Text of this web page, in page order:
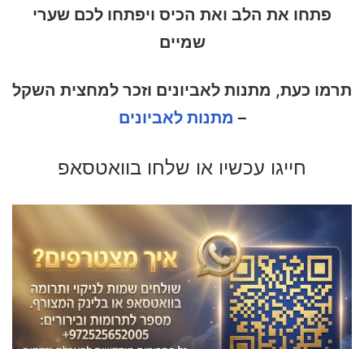
פתחו את הלב ואת הכיס ויפתחו לכם שערי
שמיים
תרמו כעת, מתנות לאביונים וזכר למחצית השקל
– מתנות לאביונים
חייגו עכשיו או שלחו בוואטסאפ